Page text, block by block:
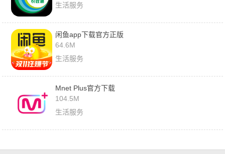
生活服务
闲鱼app下载官方正版
64.6M
生活服务
Mnet Plus官方下载
104.5M
生活服务